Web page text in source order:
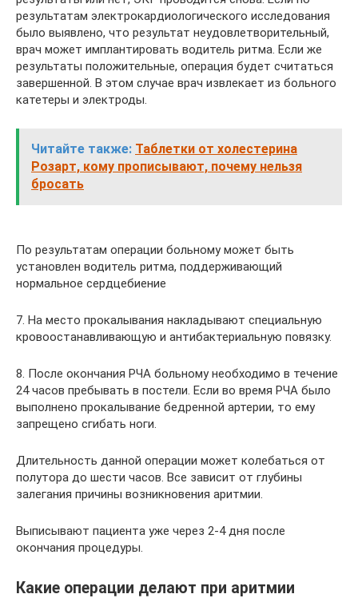
результатам электрокардиологического исследования
было выявлено, что результат неудовлетворительный,
врач может имплантировать водитель ритма. Если же
результаты положительные, операция будет считаться
завершенной. В этом случае врач извлекает из больного
катетеры и электроды.
Читайте также: Таблетки от холестерина
Розарт, кому прописывают, почему нельзя
бросать
По результатам операции больному может быть
установлен водитель ритма, поддерживающий
нормальное сердцебиение
7. На место прокалывания накладывают специальную
кровоостанавливающую и антибактериальную повязку.
8. После окончания РЧА больному необходимо в течение
24 часов пребывать в постели. Если во время РЧА было
выполнено прокалывание бедренной артерии, то ему
запрещено сгибать ноги.
Длительность данной операции может колебаться от
полутора до шести часов. Все зависит от глубины
залегания причины возникновения аритмии.
Выписывают пациента уже через 2-4 дня после
окончания процедуры.
Какие операции делают при аритмии